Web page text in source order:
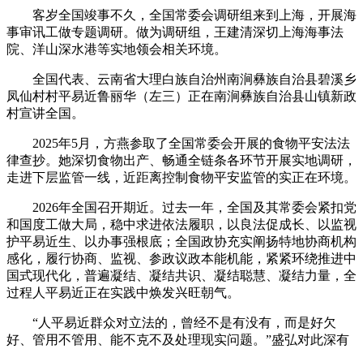
客岁全国竣事不久，全国常委会调研组来到上海，开展海
事审讯工做专题调研。做为调研组，王建清深切上海海事法
院、洋山深水港等实地领会相关环境。
全国代表、云南省大理白族自治州南涧彝族自治县碧溪乡
凤仙村村平易近鲁丽华（左三）正在南涧彝族自治县山镇新政
村宣讲全国。
2025年5月，方燕参取了全国常委会开展的食物平安法法
律查抄。她深切食物出产、畅通全链条各环节开展实地调研，
走进下层监管一线，近距离控制食物平安监管的实正在环境。
2026年全国召开期近。过去一年，全国及其常委会紧扣党
和国度工做大局，稳中求进依法履职，以良法促成长、以监视
护平易近生、以办事强根底；全国政协充实阐扬特地协商机构
感化，履行协商、监视、参政议政本能机能，紧紧环绕推进中
国式现代化，普遍凝结、凝结共识、凝结聪慧、凝结力量，全
过程人平易近正在实践中焕发兴旺朝气。
“人平易近群众对立法的，曾经不是有没有，而是好欠
好、管用不管用、能不克不及处理现实问题。”盛弘对此深有